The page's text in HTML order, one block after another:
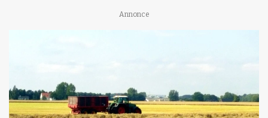
Annonce